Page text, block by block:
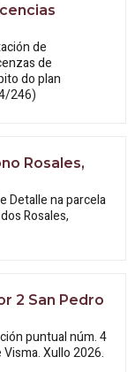
de
de
do plan
246)
Rosales,
Detalle na parcela
Rosales,
2 San Pedro
puntual núm. 4
Xullo 2026.